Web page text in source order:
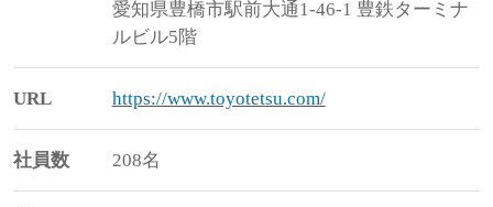
愛知県豊橋市駅前大通1-46-1 豊鉄ターミナ
ルビル5階
URL https://www.toyotetsu.com/
社員数 208名